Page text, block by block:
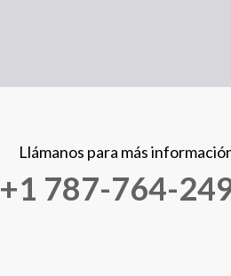
Llámanos para más
+1 787-764-